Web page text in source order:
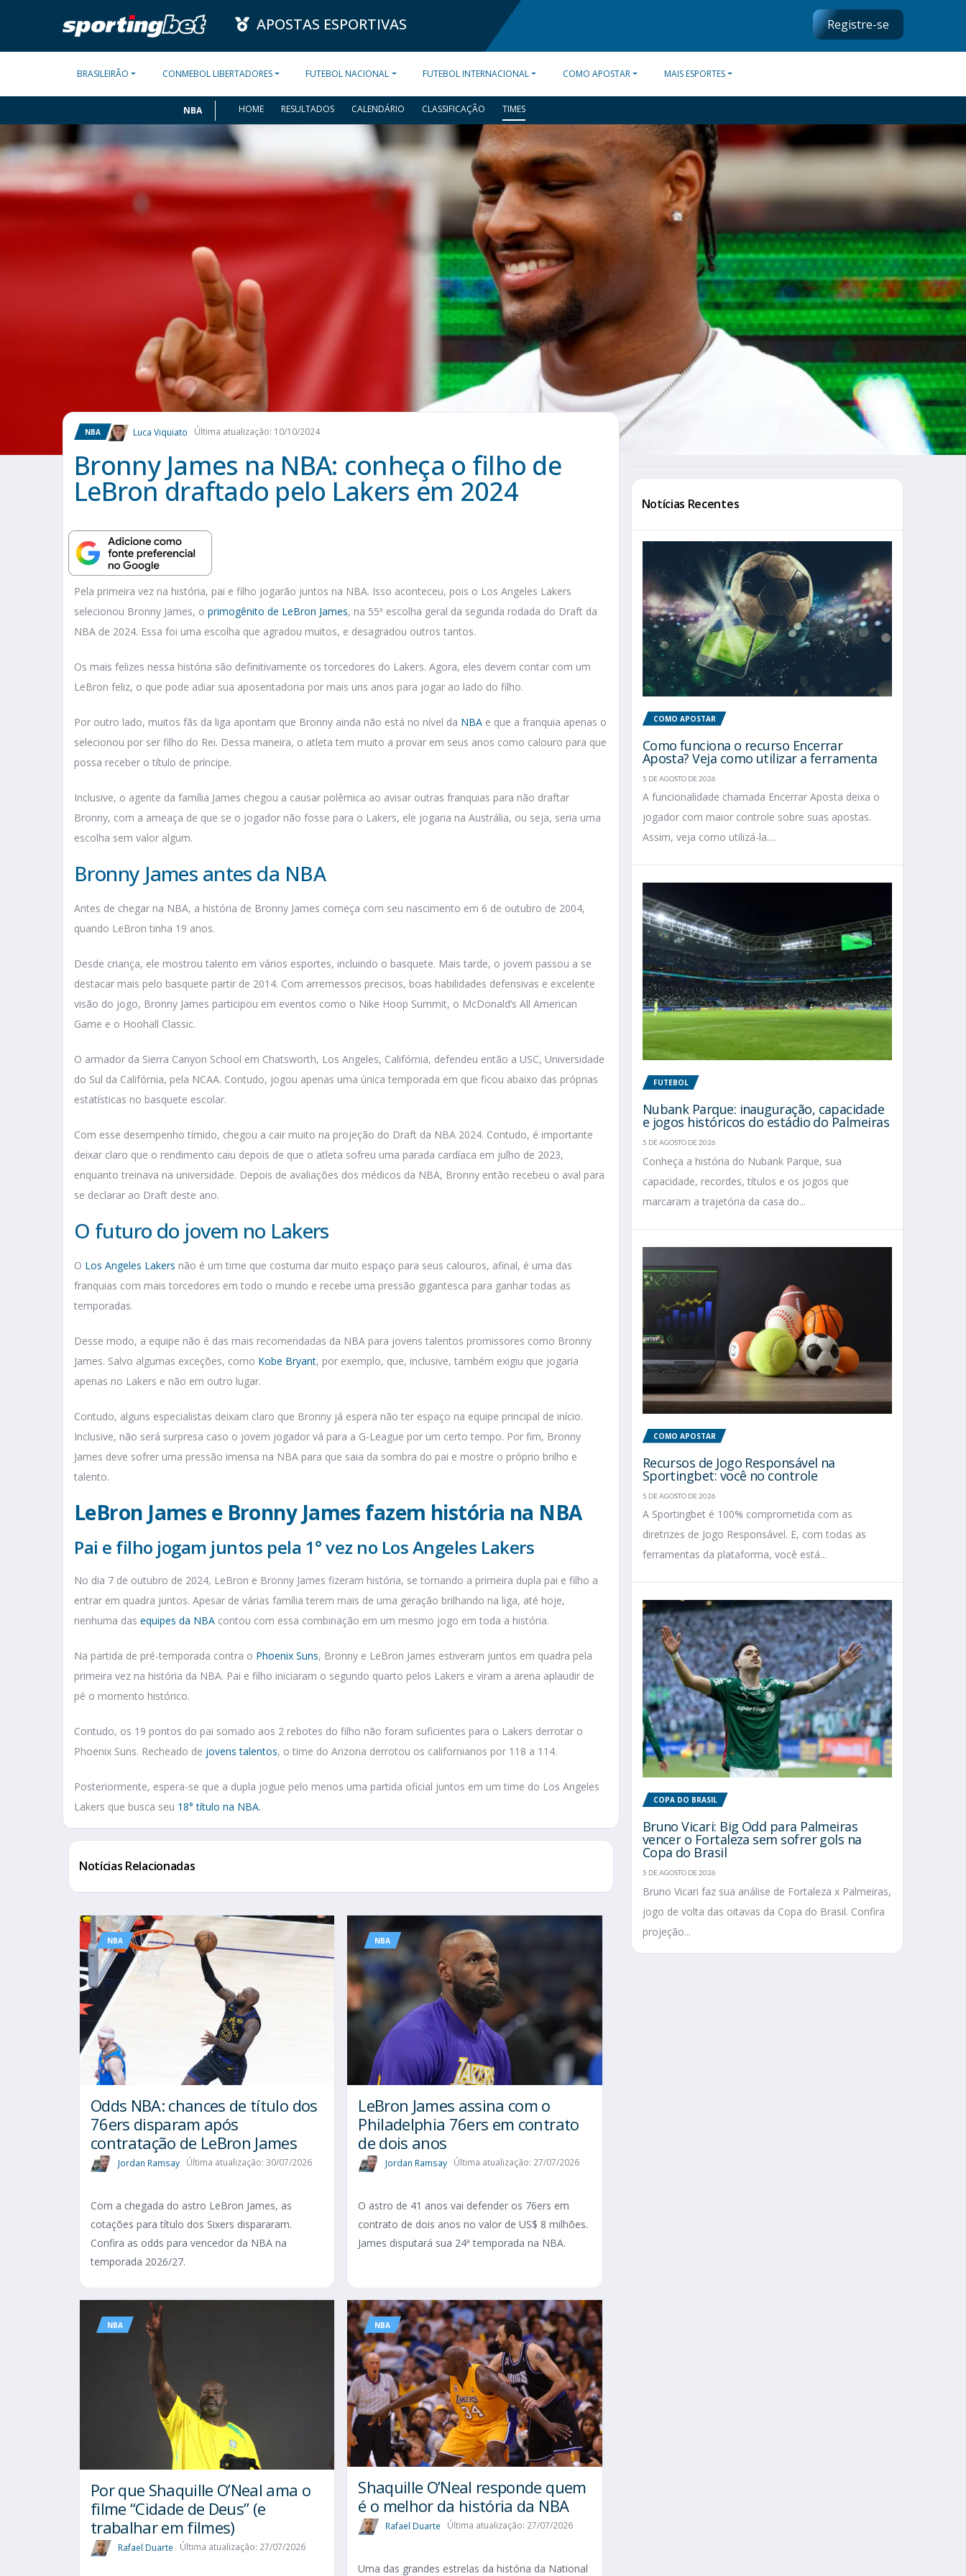
APOSTAS ESPORTIVAS Registre-se
BRASILEIRÃO CONMEBOL LIBERTADORES FUTEBOL NACIONAL FUTEBOL INTERNACIONAL COMO APOSTAR MAIS ESPORTES
NBA HOME RESULTADOS CALENDÁRIO CLASSIFICAÇÃO TIMES
NBA Luca Viquiato Última atualização: 10/10/2024
Bronny James na NBA: conheça o filho de
LeBron draftado pelo Lakers em 2024
Pela primeira vez na história, pai e filho jogarão juntos na NBA. Isso aconteceu, pois o Los Angeles Lakers
selecionou Bronny James, o primogênito de LeBron James, na 55ª escolha geral da segunda rodada do Draft da
NBA de 2024. Essa foi uma escolha que agradou muitos, e desagradou outros tantos.
Os mais felizes nessa história são definitivamente os torcedores do Lakers. Agora, eles devem contar com um
LeBron feliz, o que pode adiar sua aposentadoria por mais uns anos para jogar ao lado do filho.
Por outro lado, muitos fãs da liga apontam que Bronny ainda não está no nível da NBA e que a franquia apenas o
selecionou por ser filho do Rei. Dessa maneira, o atleta tem muito a provar em seus anos como calouro para que
possa receber o título de príncipe.
Inclusive, o agente da família James chegou a causar polêmica ao avisar outras franquias para não draftar
Bronny, com a ameaça de que se o jogador não fosse para o Lakers, ele jogaria na Austrália, ou seja, seria uma
escolha sem valor algum.
Bronny James antes da NBA
Antes de chegar na NBA, a história de Bronny James começa com seu nascimento em 6 de outubro de 2004,
quando LeBron tinha 19 anos.
Desde criança, ele mostrou talento em vários esportes, incluindo o basquete. Mais tarde, o jovem passou a se
destacar mais pelo basquete partir de 2014. Com arremessos precisos, boas habilidades defensivas e excelente
visão do jogo, Bronny James participou em eventos como o Nike Hoop Summit, o McDonald’s All American
Game e o Hoohall Classic.
O armador da Sierra Canyon School em Chatsworth, Los Angeles, Califórnia, defendeu então a USC, Universidade
do Sul da Califórnia, pela NCAA. Contudo, jogou apenas uma única temporada em que ficou abaixo das próprias
estatísticas no basquete escolar.
Com esse desempenho tímido, chegou a cair muito na projeção do Draft da NBA 2024. Contudo, é importante
deixar claro que o rendimento caiu depois de que o atleta sofreu uma parada cardíaca em julho de 2023,
enquanto treinava na universidade. Depois de avaliações dos médicos da NBA, Bronny então recebeu o aval para
se declarar ao Draft deste ano.
O futuro do jovem no Lakers
O Los Angeles Lakers não é um time que costuma dar muito espaço para seus calouros, afinal, é uma das
franquias com mais torcedores em todo o mundo e recebe uma pressão gigantesca para ganhar todas as
temporadas.
Desse modo, a equipe não é das mais recomendadas da NBA para jovens talentos promissores como Bronny
James. Salvo algumas exceções, como Kobe Bryant, por exemplo, que, inclusive, também exigiu que jogaria
apenas no Lakers e não em outro lugar.
Contudo, alguns especialistas deixam claro que Bronny já espera não ter espaço na equipe principal de início.
Inclusive, não será surpresa caso o jovem jogador vá para a G-League por um certo tempo. Por fim, Bronny
James deve sofrer uma pressão imensa na NBA para que saia da sombra do pai e mostre o próprio brilho e
talento.
LeBron James e Bronny James fazem história na NBA
Pai e filho jogam juntos pela 1° vez no Los Angeles Lakers
No dia 7 de outubro de 2024, LeBron e Bronny James fizeram história, se tornando a primeira dupla pai e filho a
entrar em quadra juntos. Apesar de várias família terem mais de uma geração brilhando na liga, até hoje,
nenhuma das equipes da NBA contou com essa combinação em um mesmo jogo em toda a história.
Na partida de pré-temporada contra o Phoenix Suns, Bronny e LeBron James estiveram juntos em quadra pela
primeira vez na história da NBA. Pai e filho iniciaram o segundo quarto pelos Lakers e viram a arena aplaudir de
pé o momento histórico.
Contudo, os 19 pontos do pai somado aos 2 rebotes do filho não foram suficientes para o Lakers derrotar o
Phoenix Suns. Recheado de jovens talentos, o time do Arizona derrotou os californianos por 118 a 114.
Posteriormente, espera-se que a dupla jogue pelo menos uma partida oficial juntos em um time do Los Angeles
Lakers que busca seu 18° título na NBA.
Notícias Relacionadas
NBA
Odds NBA: chances de título dos
76ers disparam após
contratação de LeBron James
Jordan Ramsay Última atualização: 30/07/2026
Com a chegada do astro LeBron James, as
cotações para título dos Sixers dispararam.
Confira as odds para vencedor da NBA na
temporada 2026/27.
NBA
LeBron James assina com o
Philadelphia 76ers em contrato
de dois anos
Jordan Ramsay Última atualização: 27/07/2026
O astro de 41 anos vai defender os 76ers em
contrato de dois anos no valor de US$ 8 milhões.
James disputará sua 24ª temporada na NBA.
NBA
Por que Shaquille O’Neal ama o
filme “Cidade de Deus” (e
trabalhar em filmes)
Rafael Duarte Última atualização: 27/07/2026
NBA
Shaquille O’Neal responde quem
é o melhor da história da NBA
Rafael Duarte Última atualização: 27/07/2026
Uma das grandes estrelas da história da National
Notícias Recentes
COMO APOSTAR
Como funciona o recurso Encerrar
Aposta? Veja como utilizar a ferramenta
5 DE AGOSTO DE 2026
A funcionalidade chamada Encerrar Aposta deixa o
jogador com maior controle sobre suas apostas.
Assim, veja como utilizá-la....
FUTEBOL
Nubank Parque: inauguração, capacidade
e jogos históricos do estádio do Palmeiras
5 DE AGOSTO DE 2026
Conheça a história do Nubank Parque, sua
capacidade, recordes, títulos e os jogos que
marcaram a trajetória da casa do...
COMO APOSTAR
Recursos de Jogo Responsável na
Sportingbet: você no controle
5 DE AGOSTO DE 2026
A Sportingbet é 100% comprometida com as
diretrizes de Jogo Responsável. E, com todas as
ferramentas da plataforma, você está...
COPA DO BRASIL
Bruno Vicari: Big Odd para Palmeiras
vencer o Fortaleza sem sofrer gols na
Copa do Brasil
5 DE AGOSTO DE 2026
Bruno Vicari faz sua análise de Fortaleza x Palmeiras,
jogo de volta das oitavas da Copa do Brasil. Confira
projeção...